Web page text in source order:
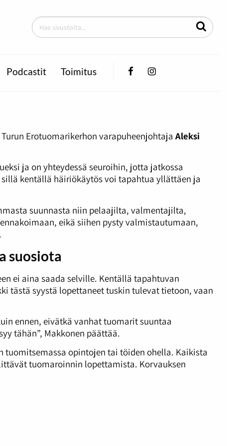
Podcastit Toimitus FacebookInstagram
Erotuomarikerhon varapuheenjohtaja Aleksi
ja on yhteydessä seuroihin, jotta jatkossa
kentällä häiriökäytös voi tapahtua yllättäen ja
suunnasta niin pelaajilta, valmentajilta,
eikä siihen pysty valmistautumaan,
suosiota
ei aina saada selville. Kentällä tapahtuvan
tästä syystä lopettaneet tuskin tulevat tietoon, vaan
ennen, eivätkä vanhat tuomarit suuntaa
tähän”, Makkonen päättää.
opintojen tai töiden ohella. Kaikista
tuomaroinnin lopettamista. Korvauksen